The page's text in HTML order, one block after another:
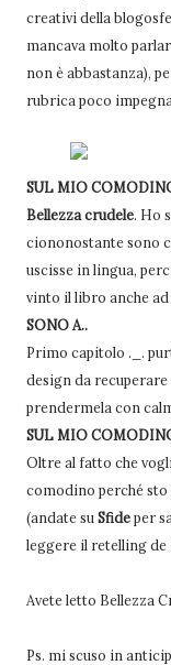
creativi della
mancava molto
non è abbastanza),
rubrica poco
SUL MIO
Bellezza crudele. Ho
ciononostante sono
uscisse in lingua,
vinto il libro anche ad
SONO A..
Primo capitolo ._.
design da
prendermela con
SUL MIO
Oltre al fatto che
comodino perché
(andate su Sfideper
leggere il retelling de
Avete letto Bellezza
Ps. mi scuso in